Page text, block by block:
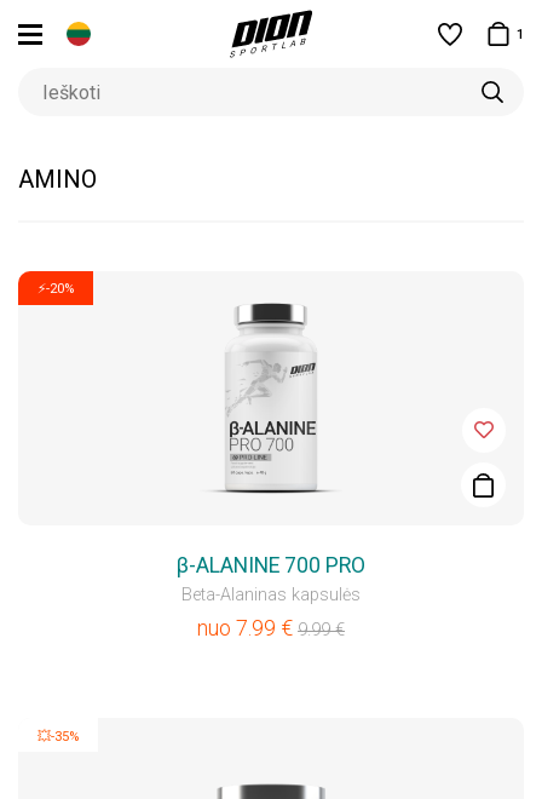
1
AMINO
⚡-20%
β-ALANINE 700 PRO
Beta-Alaninas kapsulės
nuo 7.99 € 9.99€
💥-35%